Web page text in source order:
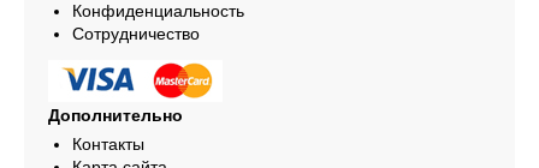
Конфиденциальность
Сотрудничество
Дополнительно
Контакты